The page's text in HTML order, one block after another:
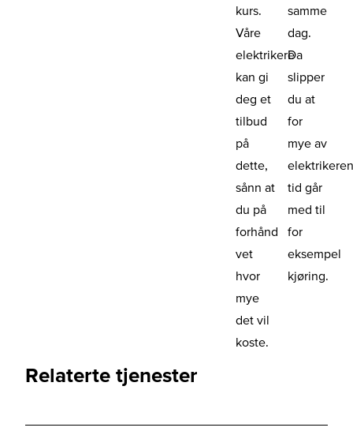
kurs.
Våre
elektrikere
kan gi
deg et
tilbud
på
dette,
sånn at
du på
forhånd
vet
hvor
mye
det vil
koste.
samme
dag.
Da
slipper
du at
for
mye av
tid går
med til
for
eksempel
kjøring.
Relaterte tjenester